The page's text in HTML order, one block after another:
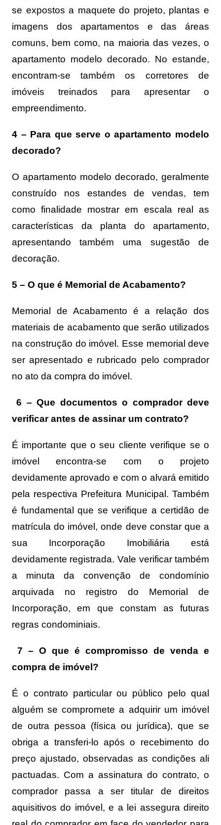
se expostos a maquete do projeto, plantas e
imagens dos apartamentos e das áreas
comuns, bem como, na maioria das vezes, o
apartamento modelo decorado. No estande,
encontram-se também os corretores de
imóveis treinados para apresentar o
empreendimento.
4 – Para que serve o apartamento modelo
decorado?
O apartamento modelo decorado, geralmente
construído nos estandes de vendas, tem
como finalidade mostrar em escala real as
características da planta do apartamento,
apresentando também uma sugestão de
decoração.
5 – O que é Memorial de Acabamento?
Memorial de Acabamento é a relação dos
materiais de acabamento que serão utilizados
na construção do imóvel. Esse memorial deve
ser apresentado e rubricado pelo comprador
no ato da compra do imóvel.
6 – Que documentos o comprador deve
verificar antes de assinar um contrato?
É importante que o seu cliente verifique se o
imóvel encontra-se com o projeto
devidamente aprovado e com o alvará emitido
pela respectiva Prefeitura Municipal. Também
é fundamental que se verifique a certidão de
matrícula do imóvel, onde deve constar que a
sua Incorporação Imobiliária está
devidamente registrada. Vale verificar também
a minuta da convenção de condomínio
arquivada no registro do Memorial de
Incorporação, em que constam as futuras
regras condominiais.
7 – O que é compromisso de venda e
compra de imóvel?
É o contrato particular ou público pelo qual
alguém se compromete a adquirir um imóvel
de outra pessoa (física ou jurídica), que se
obriga a transferi-lo após o recebimento do
preço ajustado, observadas as condições ali
pactuadas. Com a assinatura do contrato, o
comprador passa a ser titular de direitos
aquisitivos do imóvel, e a lei assegura direito